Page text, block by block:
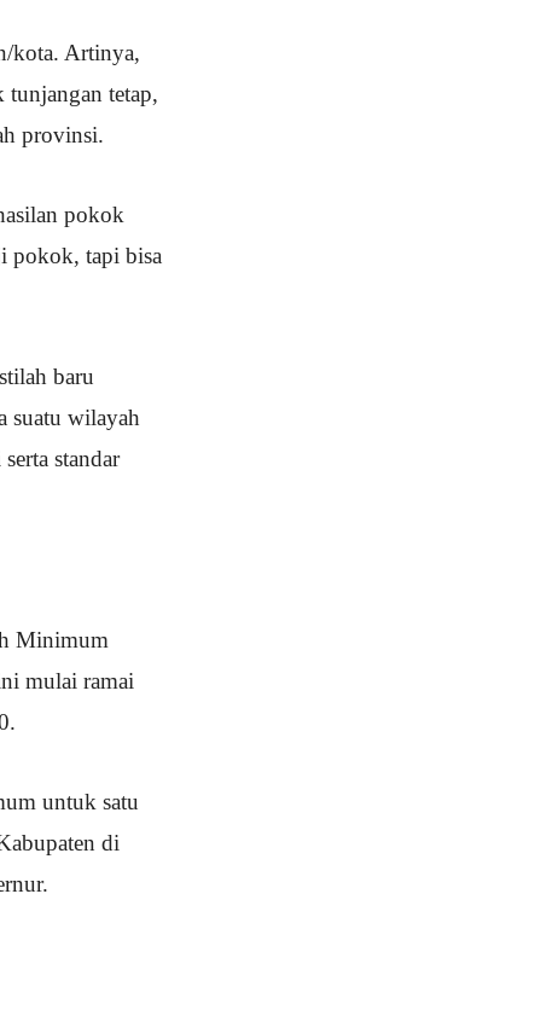
kota. Artinya,
tetap,
provinsi.
pokok
pokok, tapi bisa
baru
suatu wilayah
standar
Minimum
mulai ramai
untuk satu
di